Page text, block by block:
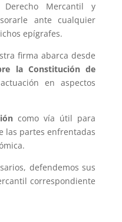
Derecho Mercantil y
ante cualquier
epígrafes.
firma abarca desde
la Constitución de
en aspectos
como vía útil para
las partes enfrentadas
defendemos sus
correspondiente